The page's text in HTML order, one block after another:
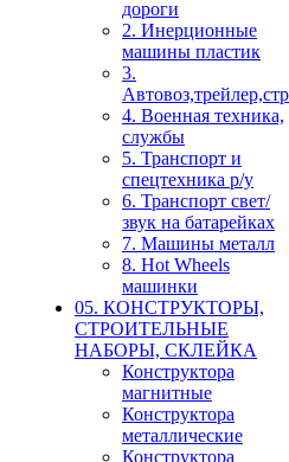
дороги
2. Инерционные
машины пластик
3.
4. Военная техника,
службы
5. Транспорт и
спецтехника р/у
6. Транспорт свет/
звук на батарейках
7. Машины металл
8. Hot Wheels
машинки
05. КОНСТРУКТОРЫ,
СТРОИТЕЛЬНЫЕ
НАБОРЫ, СКЛЕЙКА
Конструктора
магнитные
Конструктора
металлические
Конструктора